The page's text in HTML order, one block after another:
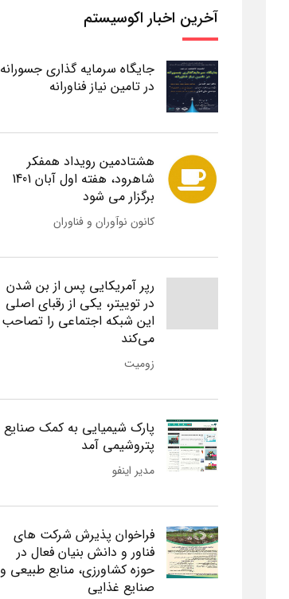
آخرین اخبار اکوسیستم
جایگاه سرمایه گذاری جسورانه
در تامین نیاز فناورانه
هشتادمین رویداد همفکر
شاهرود، هفته اول آبان 1401
برگزار می شود
کانون نوآوران و فناوران
رپر آمریکایی پس از بن شدن
در توییتر، یکی از رقبای اصلی
این شبکه اجتماعی را تصاحب
می‌کند
زومیت
پارک شیمیایی به کمک صنایع
پتروشیمی آمد
مدیر اینفو
فراخوان پذیرش شرکت های
فناور و دانش بنیان فعال در
حوزه کشاورزی، منابع طبیعی و
صنایع غذایی